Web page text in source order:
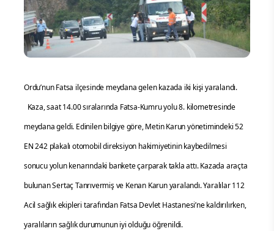
Ordu’nun Fatsa ilçesinde meydana gelen kazada iki kişi yaralandı.
Kaza, saat 14.00 sıralarında Fatsa-Kumru yolu 8. kilometresinde
meydana geldi. Edinilen bilgiye göre, Metin Karun yönetimindeki 52
EN 242 plakalı otomobil direksiyon hakimiyetinin kaybedilmesi
sonucu yolun kenarındaki bankete çarparak takla attı. Kazada araçta
bulunan Sertaç Tanrıvermiş ve Kenan Karun yaralandı. Yaralılar 112
Acil sağlık ekipleri tarafından Fatsa Devlet Hastanesi’ne kaldırılırken,
yaralıların sağlık durumunun iyi olduğu öğrenildi.